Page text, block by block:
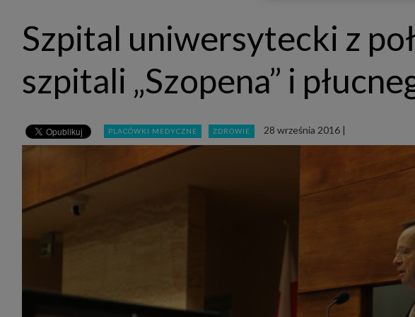
takie nie wymaga dodatkowej
zdecydujesz inaczej, dokonując
będą również instalować na
plików. Bliższe informacje o cookies
Administratorami Twoich danych
której skład wchodzą Sagier Sp. z
PODMIIOTY ZALEŻNE:
Jeżeli wyrazisz zgodę, o którą
Zaufani Partnerzy. Listę Zaufanych
i tam też zmodyfikować
Podstawa i cel przetwarzania
Twoje dane przetwarzamy w
1. Jeśli zawieramy z Tobą umowę o
z jednym z naszych serwisów w
Szpital uniwersytecki z
szpitali „Szopena” i
PLACÓWKI MEDYCZNE ZDROWIE 28 września 2016|